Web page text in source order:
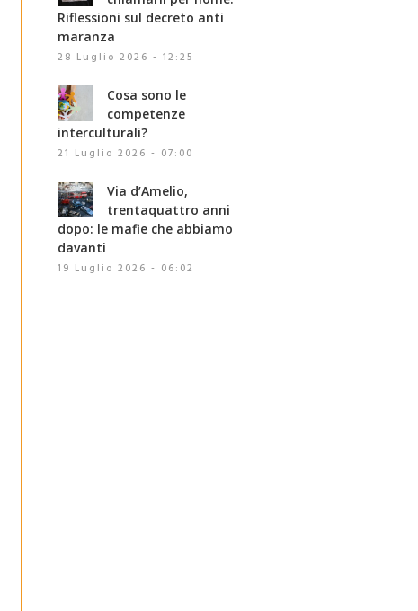
Riflessioni sul decreto anti
maranza
28 Luglio 2026 - 12:25
Cosa sono le
competenze
interculturali?
21 Luglio 2026 - 07:00
Via d’Amelio,
trentaquattro anni
dopo: le mafie che abbiamo
davanti
19 Luglio 2026 - 06:02